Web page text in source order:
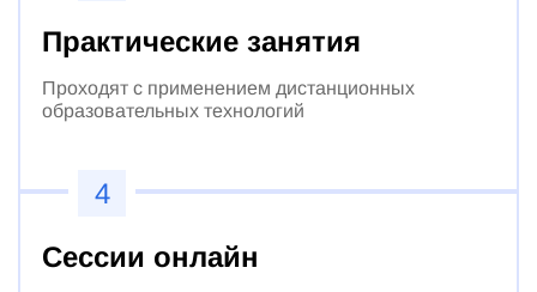
Практические занятия
Проходят с применением дистанционных
образовательных технологий
4
Сессии онлайн